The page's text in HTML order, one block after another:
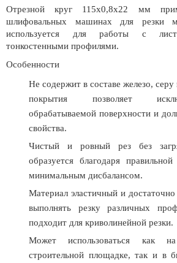
Отрезной круг 115х0,8х22 мм
шлифовальных машинах для резки
используется для работы с
тонкостенными профилями.
Особенности
Не содержит в составе железо,
покрытия позволяет
обрабатываемой поверхности и
свойства.
Чистый и ровный рез без
образуется благодаря
минимальным дисбалансом.
Материал эластичный и
выполнять резку различных
подходит для криволинейной резки.
Может использоваться как
строительной площадке, так и в